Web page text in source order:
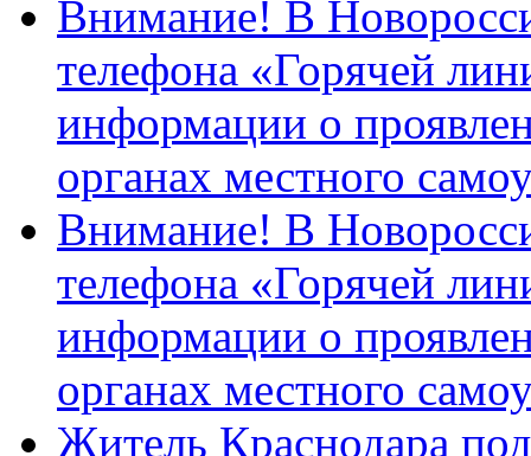
Внимание! В
телефона «Горячей
информации о
органах местного
Внимание! В
телефона «Горячей
информации о
органах местного
Житель Краснодара